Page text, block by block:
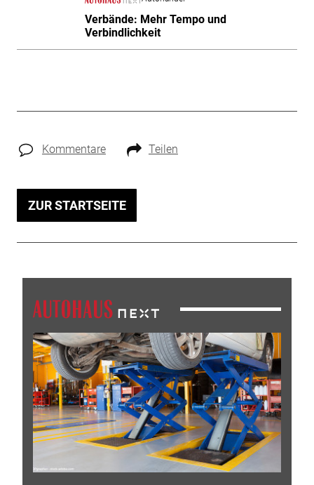
Verbände: Mehr Tempo und
Verbindlichkeit
Kommentare Teilen
ZUR STARTSEITE